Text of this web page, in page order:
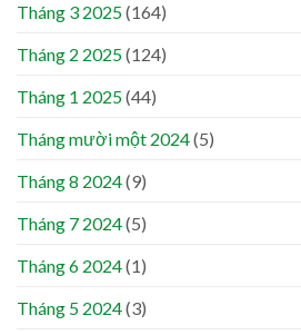
Tháng 3 2025(164)
Tháng 2 2025(124)
Tháng 1 2025(44)
Tháng mười một 2024(5)
Tháng 8 2024(9)
Tháng 7 2024(5)
Tháng 6 2024(1)
Tháng 5 2024(3)